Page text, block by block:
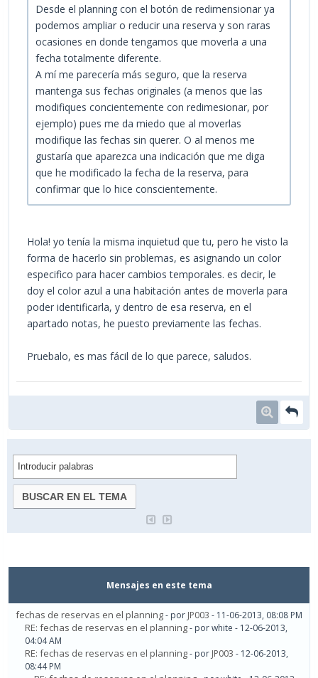
Desde el planning con el botón de redimensionar ya
podemos ampliar o reducir una reserva y son raras
ocasiones en donde tengamos que moverla a una
fecha totalmente diferente.
A mí me parecería más seguro, que la reserva
mantenga sus fechas originales (a menos que las
modifiques concientemente con redimesionar, por
ejemplo) pues me da miedo que al moverlas
modifique las fechas sin querer. O al menos me
gustaría que aparezca una indicación que me diga
que he modificado la fecha de la reserva, para
confirmar que lo hice conscientemente.
Hola! yo tenía la misma inquietud que tu, pero he visto la
forma de hacerlo sin problemas, es asignando un color
especifico para hacer cambios temporales. es decir, le
doy el color azul a una habitación antes de moverla para
poder identificarla, y dentro de esa reserva, en el
apartado notas, he puesto previamente las fechas.
Pruebalo, es mas fácil de lo que parece, saludos.
Mensajes en este tema
fechas de reservas en el planning- por JP003 - 11-06-2013, 08:08 PM
RE: fechas de reservas en el planning- por white - 12-06-2013,
04:04 AM
RE: fechas de reservas en el planning- por JP003 - 12-06-2013,
08:44 PM